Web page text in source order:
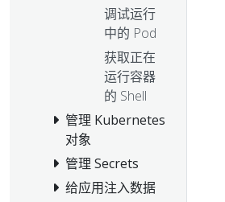
调试运行
中的 Pod
获取正在
运行容器
的 Shell
管理 Kubernetes
对象
管理 Secrets
给应用注入数据